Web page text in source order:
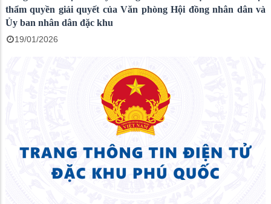
thẩm quyền giải quyết của Văn phòng Hội đồng nhân dân và
Ủy ban nhân dân đặc khu
19/01/2026